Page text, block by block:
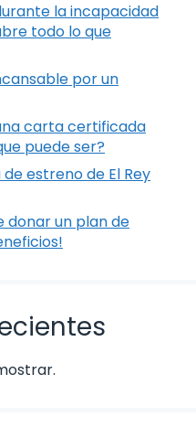
la incapacidad
todo lo que
por un
carta certificada
puede ser?
estreno de El Rey
donar un plan de